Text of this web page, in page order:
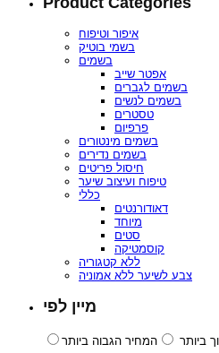
איפור וטיפוח
בשמי בוטיק
בשמים
אפטר שייב
בשמים לגברים
בשמים לנשים
טסטרים
פרפיום
בשמים מינטורים
בשמים נדירים
חיסול פריטים
טיפוח ועיצוב שיער
כללי
דאודורנטים
מיוחד
סטים
קוסמטיקה
ללא קטגוריה
צבע לשיער ללא אמוניה
מיין לפי
ביותר המחיר הגבוה ביותר